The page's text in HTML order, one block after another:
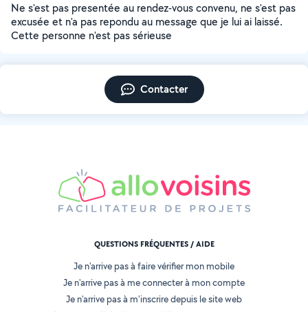
Ne s'est pas presentée au rendez-vous convenu, ne s'est pas
excusée et n'a pas repondu au message que je lui ai laissé.
Cette personne n'est pas sérieuse
Contacter
QUESTIONS FRÉQUENTES / AIDE
Je n'arrive pas à faire vérifier mon mobile
Je n'arrive pas à me connecter à mon compte
Je n'arrive pas à m'inscrire depuis le site web